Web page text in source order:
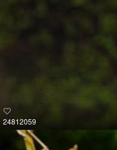
24812059